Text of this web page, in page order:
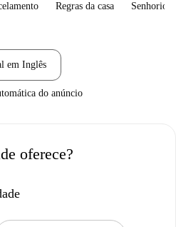
Regras da casa Senhorio
em Inglês
do anúncio
oferece?